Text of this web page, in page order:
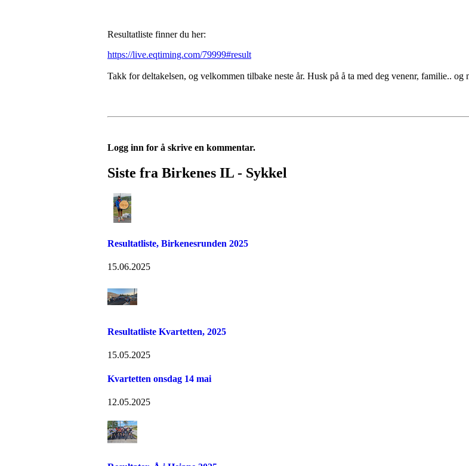
Resultatliste finner du her:
https://live.eqtiming.com/79999#result
Takk for deltakelsen, og velkommen tilbake neste år. Husk på å ta med deg venenr, familie.. og
Logg inn for å skrive en kommentar.
Siste fra Birkenes IL - Sykkel
Resultatliste, Birkenesrunden 2025
15.06.2025
Resultatliste Kvartetten, 2025
15.05.2025
Kvartetten onsdag 14 mai
12.05.2025